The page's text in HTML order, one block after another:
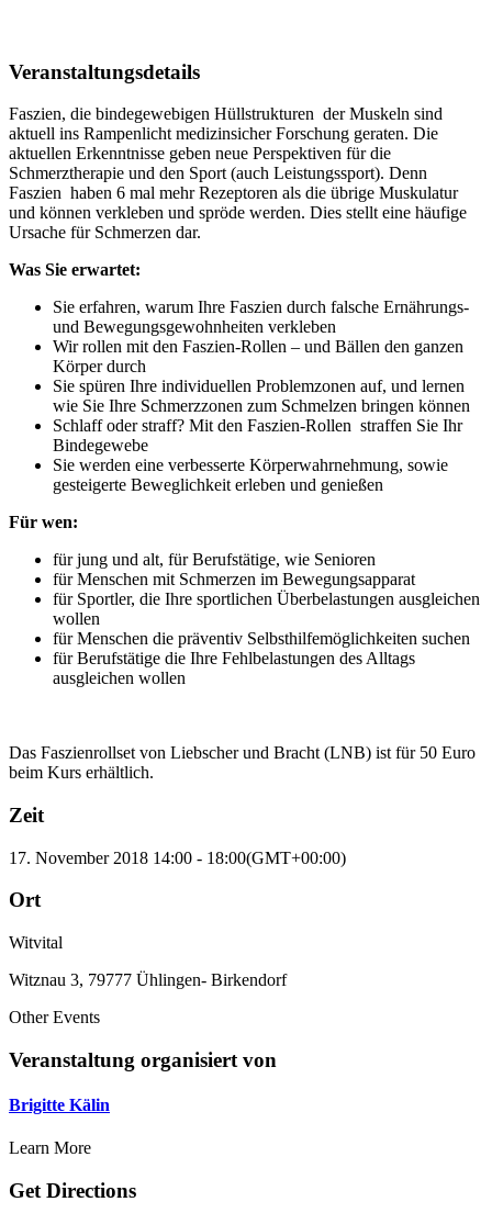
Veranstaltungsdetails
Faszien, die bindegewebigen Hüllstrukturen der Muskeln sind
aktuell ins Rampenlicht medizinsicher Forschung geraten. Die
aktuellen Erkenntnisse geben neue Perspektiven für die
Schmerztherapie und den Sport (auch Leistungssport). Denn
Faszien haben 6 mal mehr Rezeptoren als die übrige Muskulatur
und können verkleben und spröde werden. Dies stellt eine häufige
Ursache für Schmerzen dar.
Was Sie erwartet:
Sie erfahren, warum Ihre Faszien durch falsche Ernährungs-
und Bewegungsgewohnheiten verkleben
Wir rollen mit den Faszien-Rollen – und Bällen den ganzen
Körper durch
Sie spüren Ihre individuellen Problemzonen auf, und lernen
wie Sie Ihre Schmerzzonen zum Schmelzen bringen können
Schlaff oder straff? Mit den Faszien-Rollen straffen Sie Ihr
Bindegewebe
Sie werden eine verbesserte Körperwahrnehmung, sowie
gesteigerte Beweglichkeit erleben und genießen
Für wen:
für jung und alt, für Berufstätige, wie Senioren
für Menschen mit Schmerzen im Bewegungsapparat
für Sportler, die Ihre sportlichen Überbelastungen ausgleichen
wollen
für Menschen die präventiv Selbsthilfemöglichkeiten suchen
für Berufstätige die Ihre Fehlbelastungen des Alltags
ausgleichen wollen
Das Faszienrollset von Liebscher und Bracht (LNB) ist für 50 Euro
beim Kurs erhältlich.
Zeit
17. November 2018 14:00 - 18:00(GMT+00:00)
Ort
Witvital
Witznau 3, 79777 Ühlingen- Birkendorf
Other Events
Veranstaltung organisiert von
Brigitte Kälin
Learn More
Get Directions